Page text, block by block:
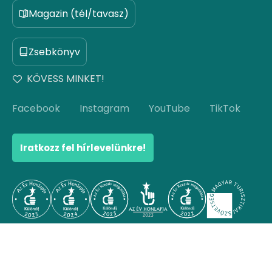
Magazin (tél/tavasz)
Zsebkönyv
KÖVESS MINKET!
Facebook Instagram YouTube TikTok
Iratkozz fel hírlevelünkre!